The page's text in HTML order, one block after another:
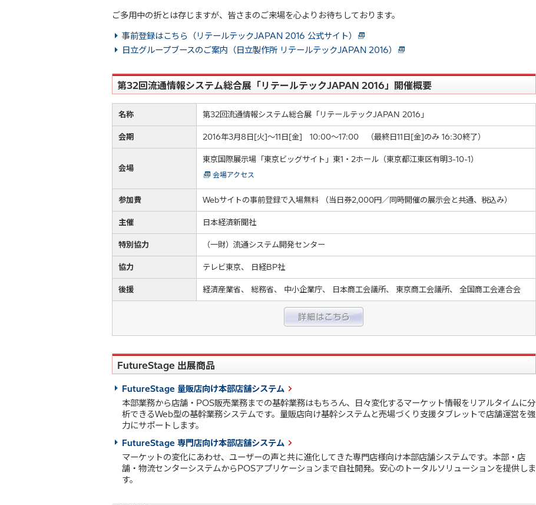
ご多用中の折とは存じますが、皆さまのご来場を心よりお待ちしております。
事前登録はこちら（リテールテックJAPAN 2016 公式サイト）
日立グループブースのご案内（日立製作所 リテールテックJAPAN 2016）
第32回流通情報システム総合展「リテールテックJAPAN 2016」開催概要
名称 第32回流通情報システム総合展「リテールテックJAPAN 2016」
会期 2016年3月8日[火]～11日[金] 10:00～17:00 （最終日11日[金]のみ 16:30終了）
会場
東京国際展示場「東京ビッグサイト」東1・2ホール（東京都江東区有明3-10-1）
会場アクセス
参加費 Webサイトの事前登録で入場無料 （当日券2,000円／同時開催の展示会と共通、税込み）
主催 日本経済新聞社
特別協力 （一財）流通システム開発センター
協力 テレビ東京、 日経BP社
後援 経済産業省、 総務省、 中小企業庁、 日本商工会議所、 東京商工会議所、 全国商工会連合会
FutureStage 出展商品
FutureStage 量販店向け本部店舗システム
本部業務から店舗・POS販売業務までの基幹業務はもちろん、日々変化するマーケット情報をリアルタイムに分
析できるWeb型の基幹業務システムです。量販店向け基幹システムと売場づくり支援タブレットで店舗運営を強
力にサポートします。
FutureStage 専門店向け本部店舗システム
マーケットの変化にあわせ、ユーザーの声と共に進化してきた専門店様向け本部店舗システムです。本部・店
舗・物流センターシステムからPOSアプリケーションまで自社開発。安心のトータルソリューションを提供しま
す。